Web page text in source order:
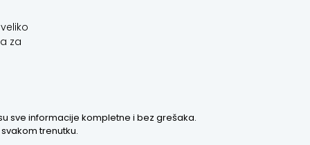
za
sve informacije kompletne i bez grešaka.
trenutku.